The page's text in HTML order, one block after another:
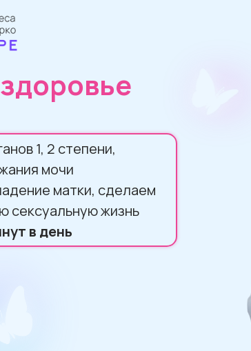
1, 2 степени,
мочи
матки, сделаем
сексуальную жизнь
в день